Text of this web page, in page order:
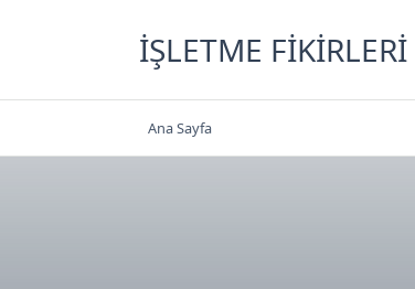
İŞLETME FIKIRLERI
Ana Sayfa